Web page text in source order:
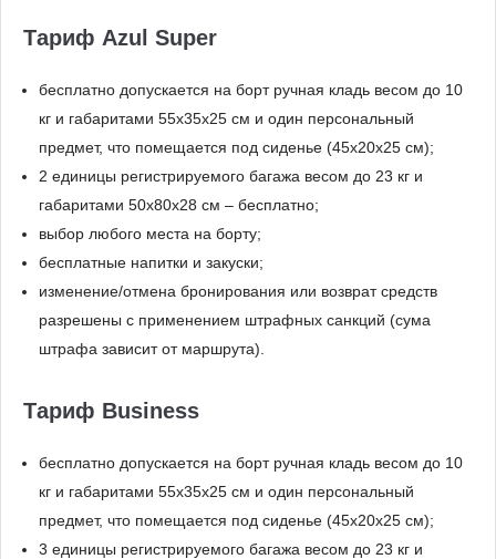
Тариф Azul Super
бесплатно допускается на борт ручная кладь весом до 10
кг и габаритами 55x35x25 см и один персональный
предмет, что помещается под сиденье (45x20x25 см);
2 единицы регистрируемого багажа весом до 23 кг и
габаритами 50x80x28 см – бесплатно;
выбор любого места на борту;
бесплатные напитки и закуски;
изменение/отмена бронирования или возврат средств
разрешены с применением штрафных санкций (сума
штрафа зависит от маршрута).
Тариф Business
бесплатно допускается на борт ручная кладь весом до 10
кг и габаритами 55x35x25 см и один персональный
предмет, что помещается под сиденье (45x20x25 см);
3 единицы регистрируемого багажа весом до 23 кг и